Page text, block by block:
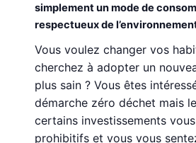
simplement un mode de
respectueux de
Vous voulez changer vos
cherchez à adopter un
plus sain ? Vous êtes
démarche zéro déchet mais
certains investissements
prohibitifs et vous vous